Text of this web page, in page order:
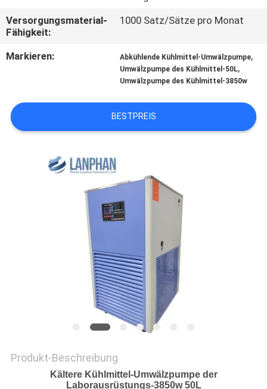
TRETEN
SIE
MIT
IN
VERBINDUNG
FORDERN
DATENSCHUTZRICHTLINIE
Versorgungsmaterial-
Fähigkeit:
1000 Satz/Sätze pro Monat
Markieren: Abkühlende Kühlmittel-Umwälzpumpe,
Umwälzpumpe des Kühlmittel-50L,
Umwälzpumpe des Kühlmittel-3850w
BESTPREIS
Produkt-Beschreibung
Kältere Kühlmittel-Umwälzpumpe der
Laborausrüstungs-3850w 50L